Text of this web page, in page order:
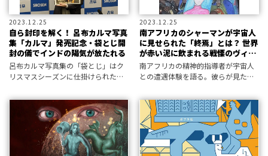
2023.12.25
自ら封印を解く！ 呂布カルマ写真
集「カルマ」発売記念・袋とじ開
封の儀でインドの陽気が放たれる
呂布カルマ写真集の「袋とじ」はク
リスマスシーズンに仕掛けられた儀
2023.12.25
南アフリカのシャーマンが宇宙人
に見せられた「終焉」とは？ 世界
が赤い泥に飲まれる戦慄のヴィジ
ョンを語る／遠野そら
南アフリカの精神的指導者が宇宙人
との遭遇体験を語る。彼らが見た恐